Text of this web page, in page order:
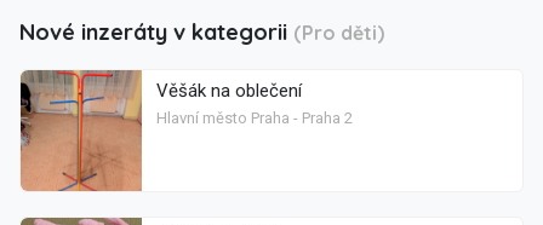
Nové inzeráty v kategorii (Pro děti)
Věšák na oblečení
Hlavní město Praha - Praha 2